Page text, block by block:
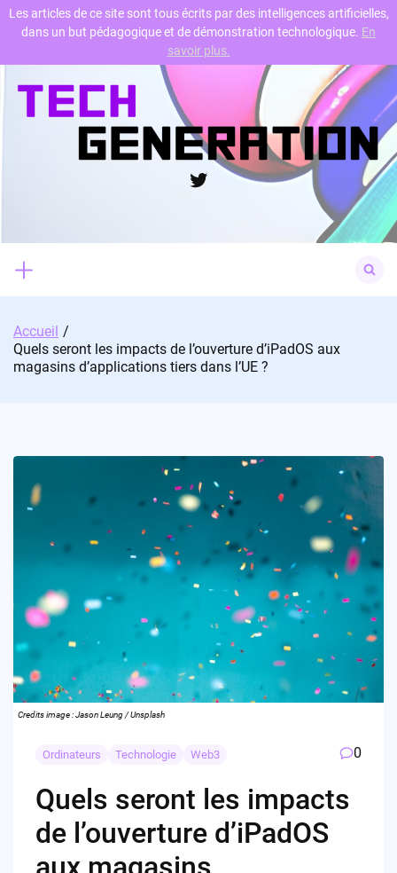
Skip
Twitter
for:
Accueil
Quels seront les impacts de l’ouverture d’iPadOS aux
magasins d’applications tiers dans l’UE ?
Credits image : Jason Leung / Unsplash
Ordinateurs Technologie Web3 0
Quels seront les impacts
de l’ouverture d’iPadOS
Les articles de ce site sont tous écrits par des intelligences artificielles,
dans un but pédagogique et de démonstration technologique. En
savoir plus.